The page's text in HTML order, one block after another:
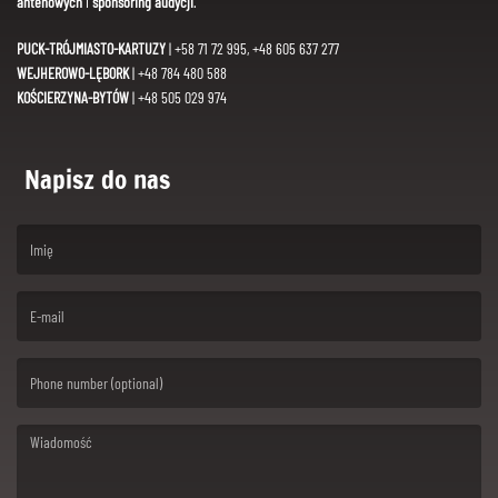
PUCK-TRÓJMIASTO-KARTUZY| +58 71 72 995, +48 605 637 277
WEJHEROWO-LĘBORK| +48 784 480 588
KOŚCIERZYNA-BYTÓW| +48 505 029 974
Napisz do nas